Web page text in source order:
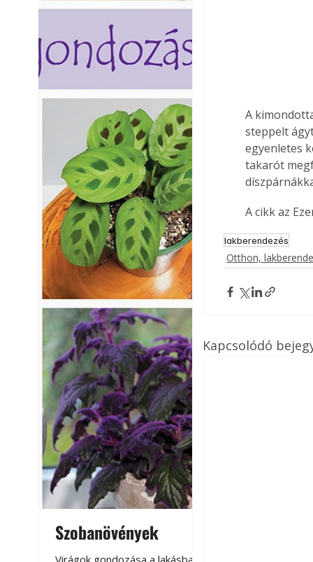
Szobanövények
A
steppelt
egyenletes
takarót
A cikk az
lakberendezés
Otthon,
Kapcsolódó